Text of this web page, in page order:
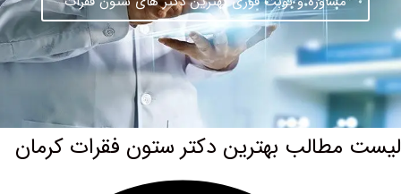
بهترین دکتر ستون فقرات کرمان